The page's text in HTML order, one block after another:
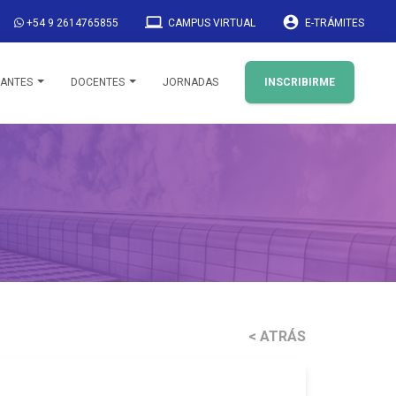
+54 9 2614765855 laptop CAMPUS VIRTUAL account_circle E-TRÁMITES
DOCENTES JORNADAS INSCRIBIRME
< ATRÁS